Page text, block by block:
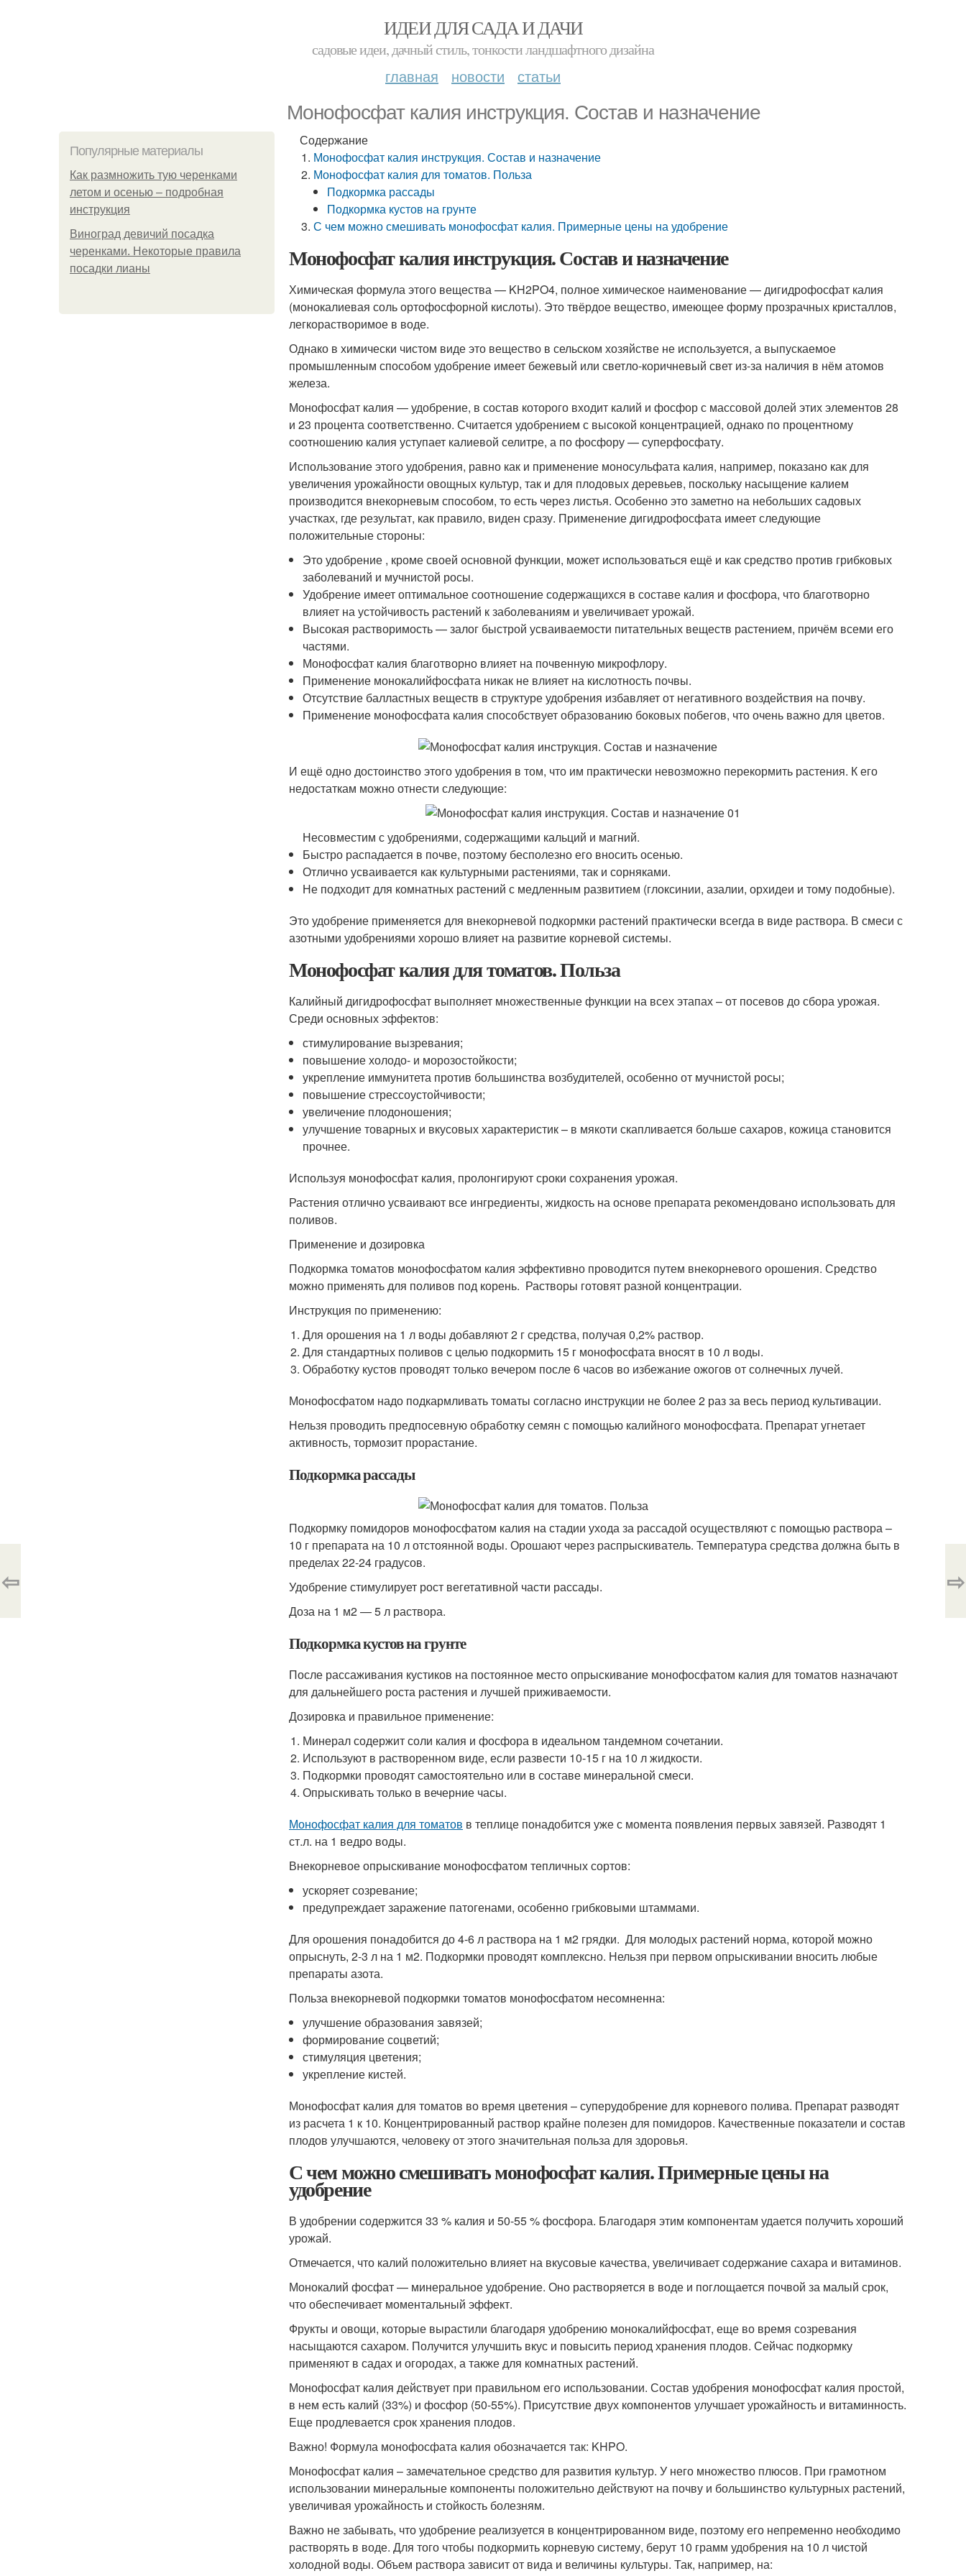
ИДЕИ ДЛЯ САДА И ДАЧИ
садовые идеи, дачный стиль, тонкости ландшафтного дизайна
главная новости статьи
Монофосфат калия инструкция. Состав и назначение
Популярные материалы
Как размножить тую черенками
летом и осенью – подробная
инструкция
Виноград девичий посадка
черенками. Некоторые правила
посадки лианы
Содержание
Монофосфат калия инструкция. Состав и назначение
Монофосфат калия для томатов. Польза
Подкормка рассады
Подкормка кустов на грунте
С чем можно смешивать монофосфат калия. Примерные цены на удобрение
Монофосфат калия инструкция. Состав и назначение
Химическая формула этого вещества — KH2PO4, полное химическое наименование — дигидрофосфат калия
(монокалиевая соль ортофосфорной кислоты). Это твёрдое вещество, имеющее форму прозрачных кристаллов,
легкорастворимое в воде.
Однако в химически чистом виде это вещество в сельском хозяйстве не используется, а выпускаемое
промышленным способом удобрение имеет бежевый или светло-коричневый свет из-за наличия в нём атомов
железа.
Монофосфат калия — удобрение, в состав которого входит калий и фосфор с массовой долей этих элементов 28
и 23 процента соответственно. Считается удобрением с высокой концентрацией, однако по процентному
соотношению калия уступает калиевой селитре, а по фосфору — суперфосфату.
Использование этого удобрения, равно как и применение моносульфата калия, например, показано как для
увеличения урожайности овощных культур, так и для плодовых деревьев, поскольку насыщение калием
производится внекорневым способом, то есть через листья. Особенно это заметно на небольших садовых
участках, где результат, как правило, виден сразу. Применение дигидрофосфата имеет следующие
положительные стороны:
Это удобрение , кроме своей основной функции, может использоваться ещё и как средство против грибковых
заболеваний и мучнистой росы.
Удобрение имеет оптимальное соотношение содержащихся в составе калия и фосфора, что благотворно
влияет на устойчивость растений к заболеваниям и увеличивает урожай.
Высокая растворимость — залог быстрой усваиваемости питательных веществ растением, причём всеми его
частями.
Монофосфат калия благотворно влияет на почвенную микрофлору.
Применение монокалийфосфата никак не влияет на кислотность почвы.
Отсутствие балластных веществ в структуре удобрения избавляет от негативного воздействия на почву.
Применение монофосфата калия способствует образованию боковых побегов, что очень важно для цветов.
И ещё одно достоинство этого удобрения в том, что им практически невозможно перекормить растения. К его
недостаткам можно отнести следующие:
Несовместим с удобрениями, содержащими кальций и магний.
Быстро распадается в почве, поэтому бесполезно его вносить осенью.
Отлично усваивается как культурными растениями, так и сорняками.
Не подходит для комнатных растений с медленным развитием (глоксинии, азалии, орхидеи и тому подобные).
Это удобрение применяется для внекорневой подкормки растений практически всегда в виде раствора. В смеси с
азотными удобрениями хорошо влияет на развитие корневой системы.
Монофосфат калия для томатов. Польза
Калийный дигидрофосфат выполняет множественные функции на всех этапах – от посевов до сбора урожая.
Среди основных эффектов:
стимулирование вызревания;
повышение холодо- и морозостойкости;
укрепление иммунитета против большинства возбудителей, особенно от мучнистой росы;
повышение стрессоустойчивости;
увеличение плодоношения;
улучшение товарных и вкусовых характеристик – в мякоти скапливается больше сахаров, кожица становится
прочнее.
Используя монофосфат калия, пролонгируют сроки сохранения урожая.
Растения отлично усваивают все ингредиенты, жидкость на основе препарата рекомендовано использовать для
поливов.
Применение и дозировка
Подкормка томатов монофосфатом калия эффективно проводится путем внекорневого орошения. Средство
можно применять для поливов под корень. Растворы готовят разной концентрации.
Инструкция по применению:
Для орошения на 1 л воды добавляют 2 г средства, получая 0,2% раствор.
Для стандартных поливов с целью подкормить 15 г монофосфата вносят в 10 л воды.
Обработку кустов проводят только вечером после 6 часов во избежание ожогов от солнечных лучей.
Монофосфатом надо подкармливать томаты согласно инструкции не более 2 раз за весь период культивации.
Нельзя проводить предпосевную обработку семян с помощью калийного монофосфата. Препарат угнетает
активность, тормозит прорастание.
Подкормка рассады
Подкормку помидоров монофосфатом калия на стадии ухода за рассадой осуществляют с помощью раствора –
10 г препарата на 10 л отстоянной воды. Орошают через распрыскиватель. Температура средства должна быть в
пределах 22-24 градусов.
Удобрение стимулирует рост вегетативной части рассады.
Доза на 1 м2 — 5 л раствора.
Подкормка кустов на грунте
После рассаживания кустиков на постоянное место опрыскивание монофосфатом калия для томатов назначают
для дальнейшего роста растения и лучшей приживаемости.
Дозировка и правильное применение:
Минерал содержит соли калия и фосфора в идеальном тандемном сочетании.
Используют в растворенном виде, если развести 10-15 г на 10 л жидкости.
Подкормки проводят самостоятельно или в составе минеральной смеси.
Опрыскивать только в вечерние часы.
Монофосфат калия для томатов в теплице понадобится уже с момента появления первых завязей. Разводят 1
ст.л. на 1 ведро воды.
Внекорневое опрыскивание монофосфатом тепличных сортов:
ускоряет созревание;
предупреждает заражение патогенами, особенно грибковыми штаммами.
Для орошения понадобится до 4-6 л раствора на 1 м2 грядки. Для молодых растений норма, которой можно
опрыснуть, 2-3 л на 1 м2. Подкормки проводят комплексно. Нельзя при первом опрыскивании вносить любые
препараты азота.
Польза внекорневой подкормки томатов монофосфатом несомненна:
улучшение образования завязей;
формирование соцветий;
стимуляция цветения;
укрепление кистей.
Монофосфат калия для томатов во время цветения – суперудобрение для корневого полива. Препарат разводят
из расчета 1 к 10. Концентрированный раствор крайне полезен для помидоров. Качественные показатели и состав
плодов улучшаются, человеку от этого значительная польза для здоровья.
С чем можно смешивать монофосфат калия. Примерные цены на
удобрение
В удобрении содержится 33 % калия и 50-55 % фосфора. Благодаря этим компонентам удается получить хороший
урожай.
Отмечается, что калий положительно влияет на вкусовые качества, увеличивает содержание сахара и витаминов.
Монокалий фосфат — минеральное удобрение. Оно растворяется в воде и поглощается почвой за малый срок,
что обеспечивает моментальный эффект.
Фрукты и овощи, которые вырастили благодаря удобрению монокалийфосфат, еще во время созревания
насыщаются сахаром. Получится улучшить вкус и повысить период хранения плодов. Сейчас подкормку
применяют в садах и огородах, а также для комнатных растений.
Монофосфат калия действует при правильном его использовании. Состав удобрения монофосфат калия простой,
в нем есть калий (33%) и фосфор (50-55%). Присутствие двух компонентов улучшает урожайность и витаминность.
Еще продлевается срок хранения плодов.
Важно! Формула монофосфата калия обозначается так: KHPO.
Монофосфат калия – замечательное средство для развития культур. У него множество плюсов. При грамотном
использовании минеральные компоненты положительно действуют на почву и большинство культурных растений,
увеличивая урожайность и стойкость болезням.
Важно не забывать, что удобрение реализуется в концентрированном виде, поэтому его непременно необходимо
растворять в воде. Для того чтобы подкормить корневую систему, берут 10 грамм удобрения на 10 л чистой
холодной воды. Объем раствора зависит от вида и величины культуры. Так, например, на:
⇦ ⇨